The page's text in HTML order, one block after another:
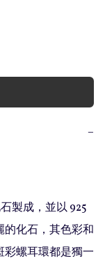
−
製成，並以 925
化石，其色彩和
彩螺耳環都是獨一